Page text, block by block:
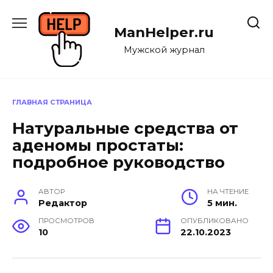
содержанию
ManHelper.ru
Мужской журнал
ГЛАВНАЯ СТРАНИЦА
Натуральные средства от
аденомы простаты:
подробное руководство
АВТОР
Редактор
НА ЧТЕНИЕ
5 мин.
ПРОСМОТРОВ
10
ОПУБЛИКОВАНО
22.10.2023